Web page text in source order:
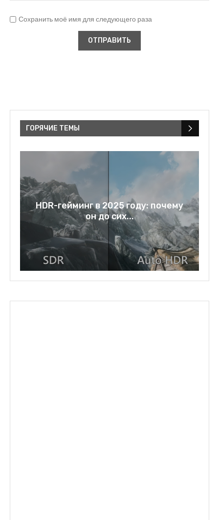
Сохранить моё имя для следующего раза
ГОРЯЧИЕ ТЕМЫ
Rage bait: слово года 2025 и
зеркало нашей...